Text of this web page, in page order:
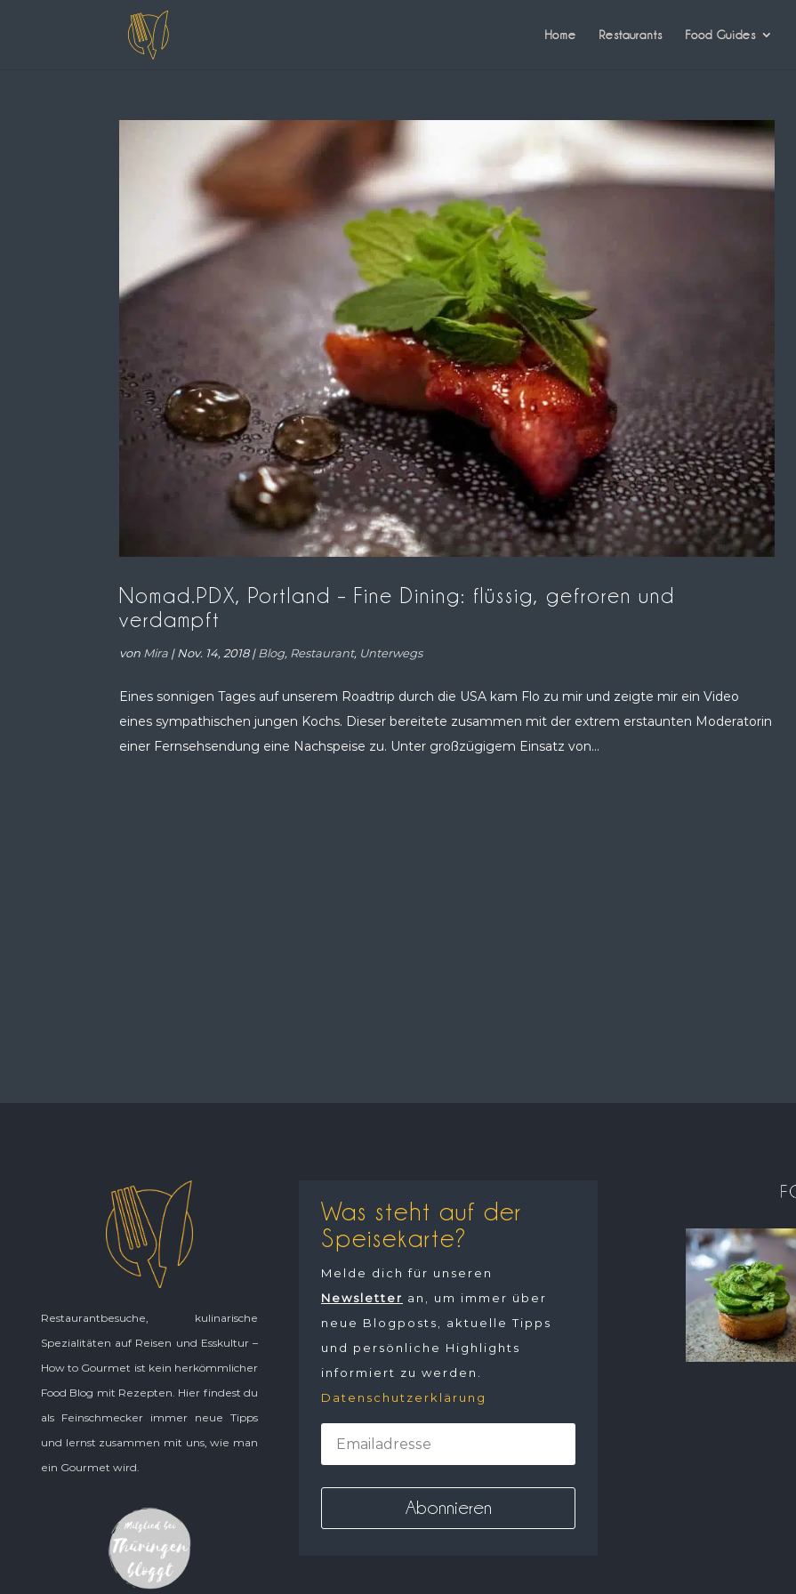
Home Restaurants Food Guides
Nomad.PDX, Portland – Fine Dining: flüssig, gefroren und
verdampft
von Mira |Nov. 14, 2018|Blog, Restaurant, Unterwegs
Eines sonnigen Tages auf unserem Roadtrip durch die USA kam Flo zu mir und zeigte mir ein Video
eines sympathischen jungen Kochs. Dieser bereitete zusammen mit der extrem erstaunten Moderatorin
einer Fernsehsendung eine Nachspeise zu. Unter großzügigem Einsatz von...
Restaurantbesuche, kulinarische
Spezialitäten auf Reisen und Esskultur –
How to Gourmet ist kein herkömmlicher
Food Blog mit Rezepten. Hier findest du
als Feinschmecker immer neue Tipps
und lernst zusammen mit uns, wie man
ein Gourmet wird.
Was steht auf der
Speisekarte?
Melde dich für unseren
Newsletter an, um immer über
neue Blogposts, aktuelle Tipps
und persönliche Highlights
informiert zu werden.
Datenschutzerklärung